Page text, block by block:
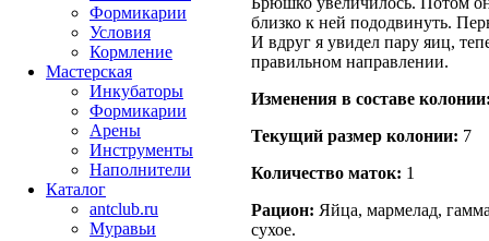
близко к ней пододвинуть.
И вдруг я увидел пару яиц,
правильном направлении.
Изменения в составе
Текущий размер кoлонии: 7
Количество маток: 1
Рацион: Яйца, мармелад,
сухое.
Формикарии
Условия
Кормление
Мастерская
Инкубаторы
Формикарии
Арены
Инструменты
Наполнители
Каталог
antclub.ru
Муравьи